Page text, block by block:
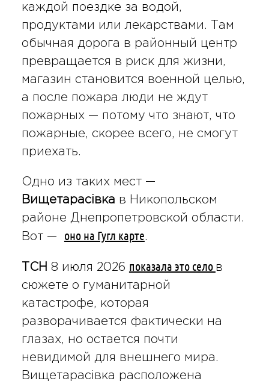
каждой поездке за водой,
продуктами или лекарствами. Там
обычная дорога в районный центр
превращается в риск для жизни,
магазин становится военной целью,
а после пожара люди не ждут
пожарных — потому что знают, что
пожарные, скорее всего, не смогут
приехать.
Одно из таких мест —
Вищетарасівка в Никопольском
районе Днепропетровской области.
Вот — оно на Гугл карте.
ТСН 8 июля 2026 показала это село в
сюжете о гуманитарной
катастрофе, которая
разворачивается фактически на
глазах, но остается почти
невидимой для внешнего мира.
Вищетарасівка расположена